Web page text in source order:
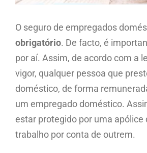
O seguro de empregados
obrigatório. De facto, é
por aí. Assim, de acordo com a
vigor, qualquer pessoa que
doméstico, de forma
um empregado doméstico.
estar protegido por uma apólice
trabalho por conta de outrem.